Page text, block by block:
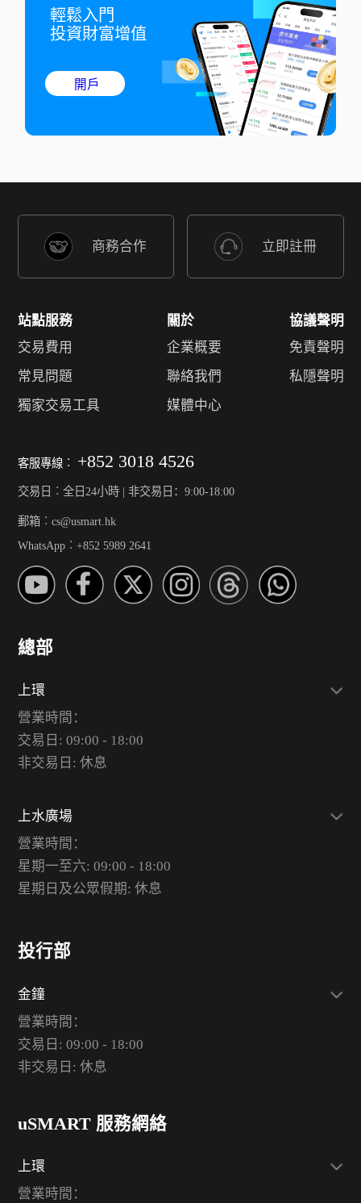
輕鬆入門
投資財富增值
開戶
商務合作 立即註冊
站點服務
交易費用
常見問題
獨家交易工具
關於
企業概要
聯絡我們
媒體中心
協議聲明
免責聲明
私隱聲明
客服專線︰ +852 3018 4526
交易日︰全日24小時 | 非交易日：9:00-18:00
郵箱︰cs@usmart.hk
WhatsApp︰+852 5989 2641
總部
上環
營業時間：
交易日: 09:00 - 18:00
非交易日: 休息
上水廣場
營業時間：
星期一至六: 09:00 - 18:00
星期日及公眾假期: 休息
投行部
金鐘
營業時間：
交易日: 09:00 - 18:00
非交易日: 休息
uSMART 服務網絡
上環
營業時間：